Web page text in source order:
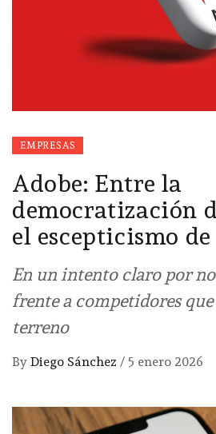
EMPRESAS
Adobe: Entre la
democratización
el escepticismo
En un intento claro por
frente a competidores
terreno
By Diego Sánchez / 5 enero 2026